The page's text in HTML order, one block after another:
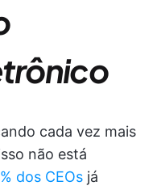
cada vez mais
não está
dos CEOs já